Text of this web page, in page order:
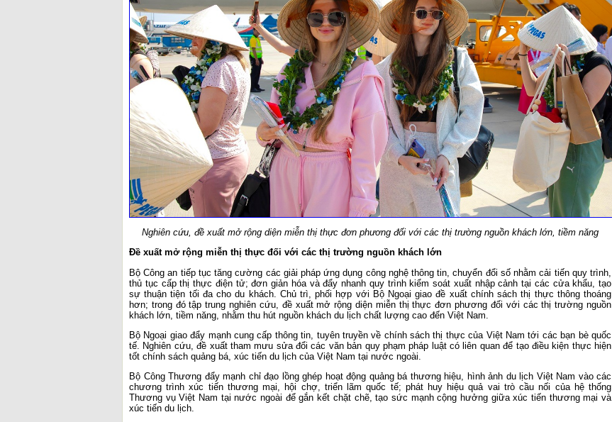
Nghiên cứu, đề xuất mở rộng diện miễn thị thực đơn phương đối với các thị trường nguồn khách lớn, tiềm năng
Đề xuất mở rộng miễn thị thực đối với các thị trường nguồn khách lớn
Bộ Công an tiếp tục tăng cường các giải pháp ứng dụng công nghệ thông tin, chuyển đổi số nhằm cải tiến quy trình,
thủ tục cấp thị thực điện tử; đơn giản hóa và đẩy nhanh quy trình kiểm soát xuất nhập cảnh tại các cửa khẩu, tạo
sự thuận tiện tối đa cho du khách. Chủ trì, phối hợp với Bộ Ngoại giao đề xuất chính sách thị thực thông thoáng
hơn; trong đó tập trung nghiên cứu, đề xuất mở rộng diện miễn thị thực đơn phương đối với các thị trường nguồn
khách lớn, tiềm năng, nhằm thu hút nguồn khách du lịch chất lượng cao đến Việt Nam.
Bộ Ngoại giao đẩy mạnh cung cấp thông tin, tuyên truyền về chính sách thị thực của Việt Nam tới các bạn bè quốc
tế. Nghiên cứu, đề xuất tham mưu sửa đổi các văn bản quy phạm pháp luật có liên quan để tạo điều kiện thực hiện
tốt chính sách quảng bá, xúc tiến du lịch của Việt Nam tại nước ngoài.
Bộ Công Thương đẩy mạnh chỉ đạo lồng ghép hoạt động quảng bá thương hiệu, hình ảnh du lịch Việt Nam vào các
chương trình xúc tiến thương mại, hội chợ, triển lãm quốc tế; phát huy hiệu quả vai trò cầu nối của hệ thống
Thương vụ Việt Nam tại nước ngoài để gắn kết chặt chẽ, tạo sức mạnh cộng hưởng giữa xúc tiến thương mại và
xúc tiến du lịch.